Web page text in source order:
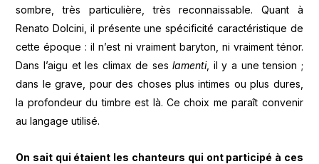
sombre, très particulière, très reconnaissable. Quant à
Renato Dolcini, il présente une spécificité caractéristique de
cette époque : il n’est ni vraiment baryton, ni vraiment ténor.
Dans l’aigu et les climax de seslamenti, il y a une tension ;
dans le grave, pour des choses plus intimes ou plus dures,
la profondeur du timbre est là. Ce choix me paraît convenir
au langage utilisé.
On sait qui étaient les chanteurs qui ont participé à ces